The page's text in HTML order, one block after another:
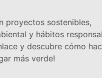
proyectos sostenibles,
y hábitos
y descubre cómo
más verde!